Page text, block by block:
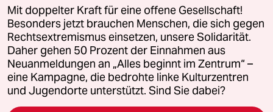
Es zeigt nur wie böse und mächtig Google ist,
wenn alle Zeitungen nicht müde werden zu
betonen, wie wichtig Menschenrechte und
Informationsfreiheit für Google sind.
Erschreckend
Mit doppelter Kraft für eine offene Gesellschaft!
Besonders jetzt brauchen Menschen, die sich gegen
Rechtsextremismus einsetzen, unsere Solidarität.
Daher gehen 50 Prozent der Einnahmen aus
Neuanmeldungen an „Alles beginnt im Zentrum“ –
eine Kampagne, die bedrohte linke Kulturzentren
und Jugendorte unterstützt. Sind Sie dabei?